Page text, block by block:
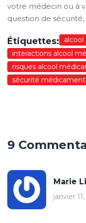
votre médecin ou à
question de sécurité,
Étiquettes:
interactions alcool
risques alcool
sécurité
9
Marie
janvier